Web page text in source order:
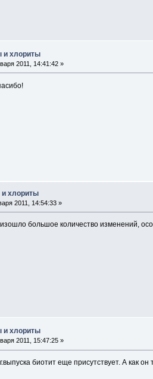
и хлориты
2011, 14:41:42 »
хлориты
2011, 14:54:33 »
большое количество изменений,
и хлориты
2011, 15:47:25 »
биотит еще присутствует. А как